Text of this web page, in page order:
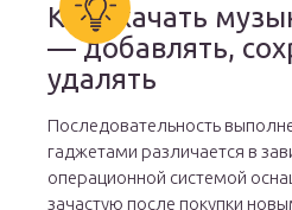
Как скачать
— добавлять,
удалять
Последовательность
гаджетами различается в
операционной системой
зачастую после покупки